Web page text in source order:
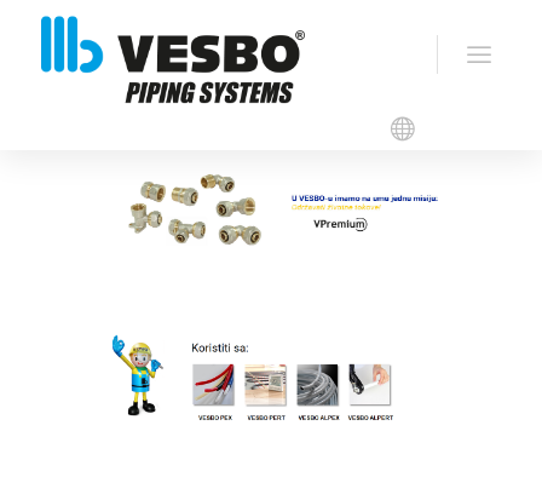
VESBO PREMIUM –
Kompresioni spojnice